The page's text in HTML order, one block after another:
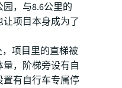
，与8.6公里的
项目本身成为了
项目里的直梯被
，阶梯旁设有自
有自行车专属停